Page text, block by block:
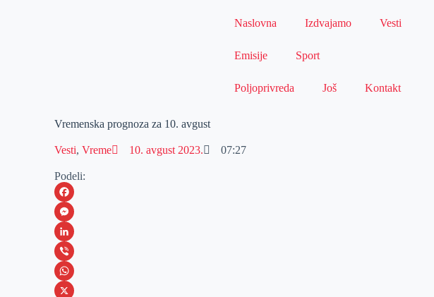
Naslovna Izdvajamo Vesti
Emisije Sport
Poljoprivreda Još Kontakt
Vremenska prognoza za 10. avgust
Vesti,Vreme 10. avgust 2023. 07:27
Podeli:
F
a
c
e
b
M
e
s
s
L
i
n
V
iW